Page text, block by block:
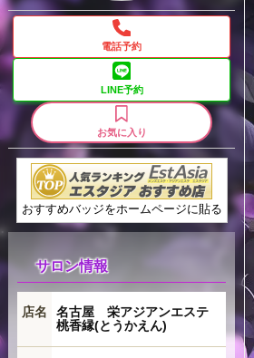
電話予約
LINE予約
お気に入り
おすすめバッジをホームページに貼る
サロン情報
店名
名古屋 栄アジアンエステ
桃香縁(とうかえん)